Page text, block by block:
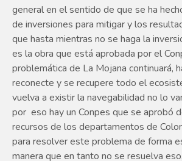
general en el sentido de que se ha
de inversiones para mitigar y los
que hasta mientras no se haga la
es la obra que está aprobada por el
problemática de La Mojana continuará,
reconecte y se recupere todo el
vuelva a existir la navegabilidad no lo
por eso hay un Conpes que se aprobó
recursos de los departamentos de
para resolver este problema de forma
manera que en tanto no se resuelva